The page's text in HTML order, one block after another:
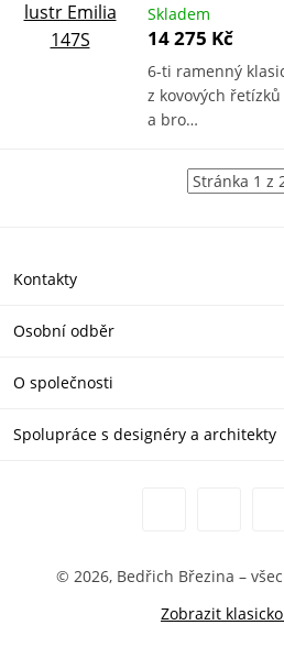
Skladem
14 275 Kč
6-ti ramenný
z kovových
a bro…
Kontakty
Osobní odběr
O společnosti
Spolupráce s designéry a architekty
© 2026, Bedřich Březina –
Zobrazit